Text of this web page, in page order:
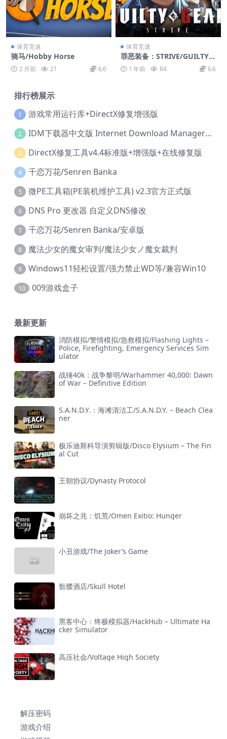
体育竞速
骑马/Hobby Horse
2 月前 21 6.6
体育竞速
罪恶装备：STRIVE/GUILTY G
EAR -STRIVE
1 年前 84 6.6
排行榜展示
1 游戏常用运行库+DirectX修复增强版
2 IDM下载器中文版 Internet Download Manager v6.42.36 IDM
3 DirectX修复工具v4.4标准版+增强版+在线修复版
4 千恋万花/Senren Banka
5 微PE工具箱(PE装机维护工具) v2.3官方正式版
6 DNS Pro 更改器 自定义DNS修改
7 千恋万花/Senren Banka/安卓版
8 魔法少女的魔女审判/魔法少女ノ魔女裁判
9 Windows11轻松设置/强力禁止WD等/兼容Win10
10 009游戏盒子
最新更新
消防模拟/警情模拟/急救模拟/Flashing Lights –
Police, Firefighting, Emergency Services Sim
ulator
战锤40k：战争黎明/Warhammer 40,000: Dawn
of War – Definitive Edition
S.A.N.D.Y.：海滩清洁工/S.A.N.D.Y. – Beach Clea
ner
极乐迪斯科导演剪辑版/Disco Elysium – The Fin
al Cut
王朝协议/Dynasty Protocol
崩坏之兆：饥荒/Omen Exitio: Hunger
小丑游戏/The Joker’s Game
骷髅酒店/Skull Hotel
黑客中心：终极模拟器/HackHub – Ultimate Ha
cker Simulator
高压社会/Voltage High Society
解压密码
游戏介绍